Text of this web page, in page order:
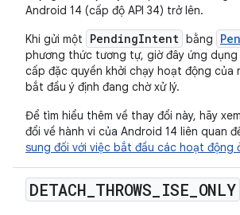
Android 14 (cấp độ API 34) trở lên.
Khi gửi một
PendingIntent bằng
phương thức tương tự, giờ đây ứng
cấp đặc quyền khởi chạy hoạt động của
bắt đầu ý định đang chờ xử lý.
Để tìm hiểu thêm về thay đổi này, hãy
đổi về hành vi của Android 14 liên quan
sung đối với việc bắt đầu các hoạt động
DETACH THROWS ISE ONLY